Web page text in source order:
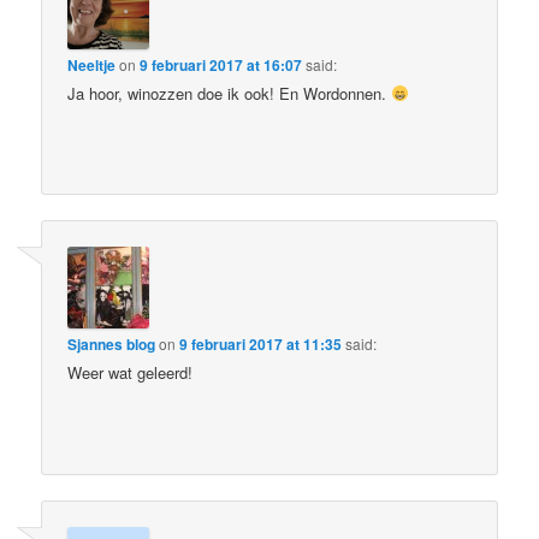
Neeltjeon9 februari 2017 at 16:07said:
Ja hoor, winozzen doe ik ook! En Wordonnen.
Sjannes blogon9 februari 2017 at 11:35said:
Weer wat geleerd!